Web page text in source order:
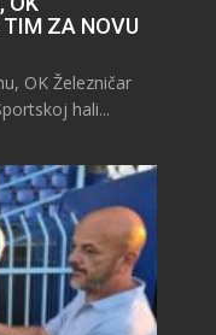
ZA NOVU
OK Železničar
hali...